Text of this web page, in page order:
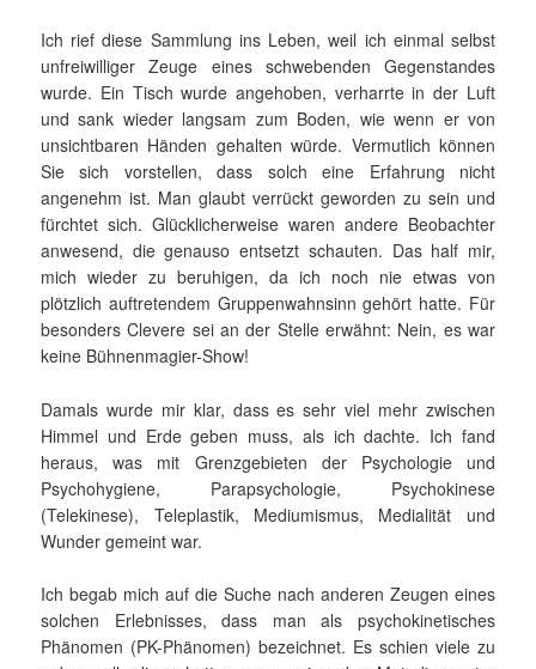
Ich rief diese Sammlung ins Leben, weil ich einmal selbst
unfreiwilliger Zeuge eines schwebenden Gegenstandes
wurde. Ein Tisch wurde angehoben, verharrte in der Luft
und sank wieder langsam zum Boden, wie wenn er von
unsichtbaren Händen gehalten würde. Vermutlich können
Sie sich vorstellen, dass solch eine Erfahrung nicht
angenehm ist. Man glaubt verrückt geworden zu sein und
fürchtet sich. Glücklicherweise waren andere Beobachter
anwesend, die genauso entsetzt schauten. Das half mir,
mich wieder zu beruhigen, da ich noch nie etwas von
plötzlich auftretendem Gruppenwahnsinn gehört hatte. Für
besonders Clevere sei an der Stelle erwähnt: Nein, es war
keine Bühnenmagier-Show!
Damals wurde mir klar, dass es sehr viel mehr zwischen
Himmel und Erde geben muss, als ich dachte. Ich fand
heraus, was mit Grenzgebieten der Psychologie und
Psychohygiene, Parapsychologie, Psychokinese
(Telekinese), Teleplastik, Mediumismus, Medialität und
Wunder gemeint war.
Ich begab mich auf die Suche nach anderen Zeugen eines
solchen Erlebnisses, dass man als psychokinetisches
Phänomen (PK-Phänomen) bezeichnet. Es schien viele zu